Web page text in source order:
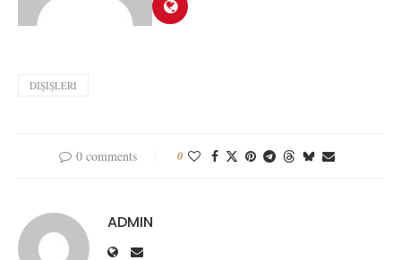
DIŞIŞLERI
0 comments 0
ADMIN